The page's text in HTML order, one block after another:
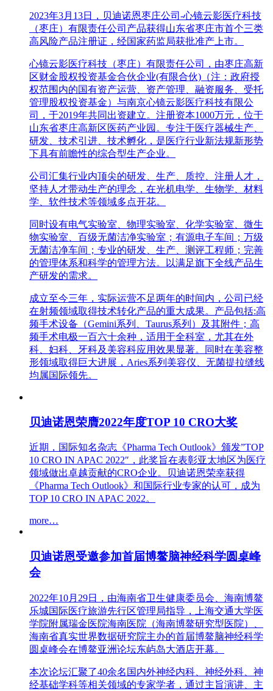
2023年3月13日，贝迪诺恩枣庄公司-心镜云影医疗科技
（枣庄）有限责任公司产品获得山东省枣庄市首个三类
高风险产品注册证，经国家药监局获批准产上市。
心镜云影医疗科技（枣庄）有限责任公司，由枣庄高新
区财金股权投资基金合伙企业(有限合伙)（注：政府授
权范围内的国有资产运营、资产管理、融资服务、受托
管理股权投资基金）与南京心镜云影医疗科技有限公
司，于2019年共同出资建立。注册资本1000万元，位于
山东省枣庄高新区医药产业园。专注于医疗器械生产、
研发、技术引进、技术孵化，是医疗行业新法规新形势
下具有前瞻性的综合型生产企业。
公司汇集行业内顶尖的研发、生产、质控、注册人才，
坚持人才带动生产的理念，在光机电学、生物学、材料
学、软件技术等领域多点开花。
同时设有电气实验室、物理实验室、化学实验室、微生
物实验室、百级无菌洁净实验室；有源电子车间；万级
无菌洁净车间；专业的研发、生产、测评工程师；完善
的管理体系和科学的管理方法。以满足旗下全线产品生
产研发的需求。
成立至今三年，实际运营不足两年的时间内，公司已经
在射频领域取得技术转化产品的重大成果。产品包括:高
频手术设备（Gemini系列、Taurus系列）及其附件；高
频手术电极一百六十余种，适用于全科室，尤其在外
科、妇科、牙科及美容科应用效果显著。同时在美容整
形领域取得巨大进展，Aries系列美容仪、无菌提拉缝线
均属国际领先。
贝迪诺恩荣膺2022年度TOP 10 CRO大奖
近期，国际知名杂志《Pharma Tech Outlook》颁发”TOP
10 CRO IN APAC 2022″，此奖旨在表彰亚太地区为医疗
领域做出卓越贡献的CRO企业。贝迪诺恩荣幸获得
《Pharma Tech Outlook》和国际行业专家的认可，成为
TOP 10 CRO IN APAC 2022。
more…
贝迪诺恩受邀参加首届博鳌脑神经科学圆桌峰
会
2022年10月29日，由海南省卫生健康委员会、海南博鳌
乐城国际医疗旅游先行区管理局指导，上海交通大学医
学院附属瑞金医院海南医院（海南博鳌研究型医院）、
海南省真实世界数据研究院主办的首届博鳌脑神经科学
圆桌峰会在博鳌亚洲论坛东屿岛大酒店开幕。
本次论坛汇聚了40余名国内外神经内科、神经外科、神
经基础学科等相关领域的专家学者，通过主旨演讲、主